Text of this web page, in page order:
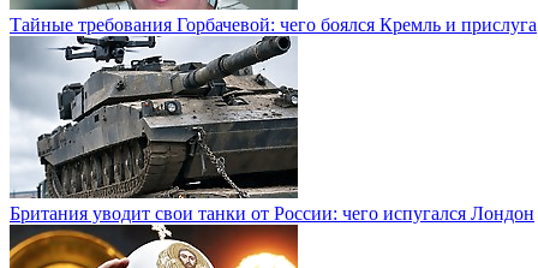
Тайные требования Горбачевой: чего боялся Кремль и прислуга
Британия уводит свои танки от России: чего испугался Лондон